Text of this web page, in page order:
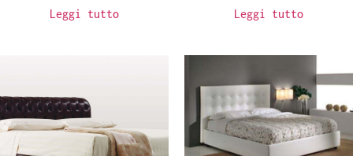
Leggi tutto Leggi tutto